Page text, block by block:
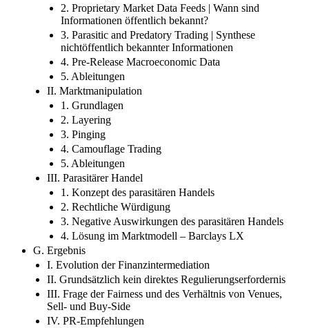
2. Proprietary Market Data Feeds | Wann sind
Informationen öffentlich bekannt?
3. Parasitic and Predatory Trading | Synthese
nichtöffentlich bekannter Informationen
4. Pre-Release Macroeconomic Data
5. Ableitungen
II. Marktmanipulation
1. Grundlagen
2. Layering
3. Pinging
4. Camouflage Trading
5. Ableitungen
III. Parasitärer Handel
1. Konzept des parasitären Handels
2. Rechtliche Würdigung
3. Negative Auswirkungen des parasitären Handels
4. Lösung im Marktmodell – Barclays LX
G. Ergebnis
I. Evolution der Finanzintermediation
II. Grundsätzlich kein direktes Regulierungserfordernis
III. Frage der Fairness und des Verhältnis von Venues,
Sell- und Buy-Side
IV. PR-Empfehlungen